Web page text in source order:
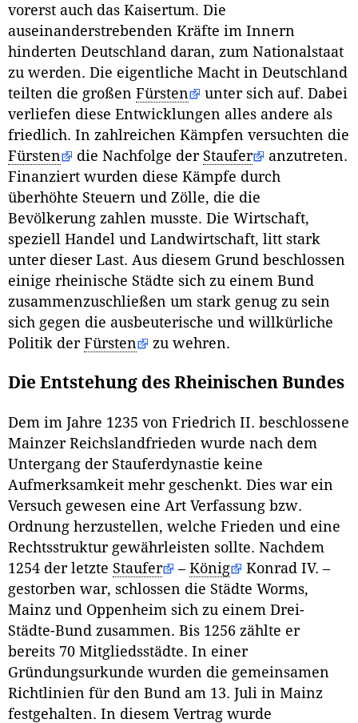
vorerst auch das Kaisertum. Die
auseinanderstrebenden Kräfte im Innern
hinderten Deutschland daran, zum Nationalstaat
zu werden. Die eigentliche Macht in Deutschland
teilten die großen Fürsten
unter sich auf. Dabei
verliefen diese Entwicklungen alles andere als
friedlich. In zahlreichen Kämpfen versuchten die
Fürsten
die Nachfolge der Staufer
anzutreten.
Finanziert wurden diese Kämpfe durch
überhöhte Steuern und Zölle, die die
Bevölkerung zahlen musste. Die Wirtschaft,
speziell Handel und Landwirtschaft, litt stark
unter dieser Last. Aus diesem Grund beschlossen
einige rheinische Städte sich zu einem Bund
zusammenzuschließen um stark genug zu sein
sich gegen die ausbeuterische und willkürliche
Politik der Fürsten zu wehren.
Die Entstehung des Rheinischen Bundes
Dem im Jahre 1235 von Friedrich II. beschlossene
Mainzer Reichslandfrieden wurde nach dem
Untergang der Stauferdynastie keine
Aufmerksamkeit mehr geschenkt. Dies war ein
Versuch gewesen eine Art Verfassung bzw.
Ordnung herzustellen, welche Frieden und eine
Rechtsstruktur gewährleisten sollte. Nachdem
1254 der letzte Staufer – König
Konrad IV. –
gestorben war, schlossen die Städte Worms,
Mainz und Oppenheim sich zu einem Drei-
Städte-Bund zusammen. Bis 1256 zählte er
bereits 70 Mitgliedsstädte. In einer
Gründungsurkunde wurden die gemeinsamen
Richtlinien für den Bund am 13. Juli in Mainz
festgehalten. In diesem Vertrag wurde